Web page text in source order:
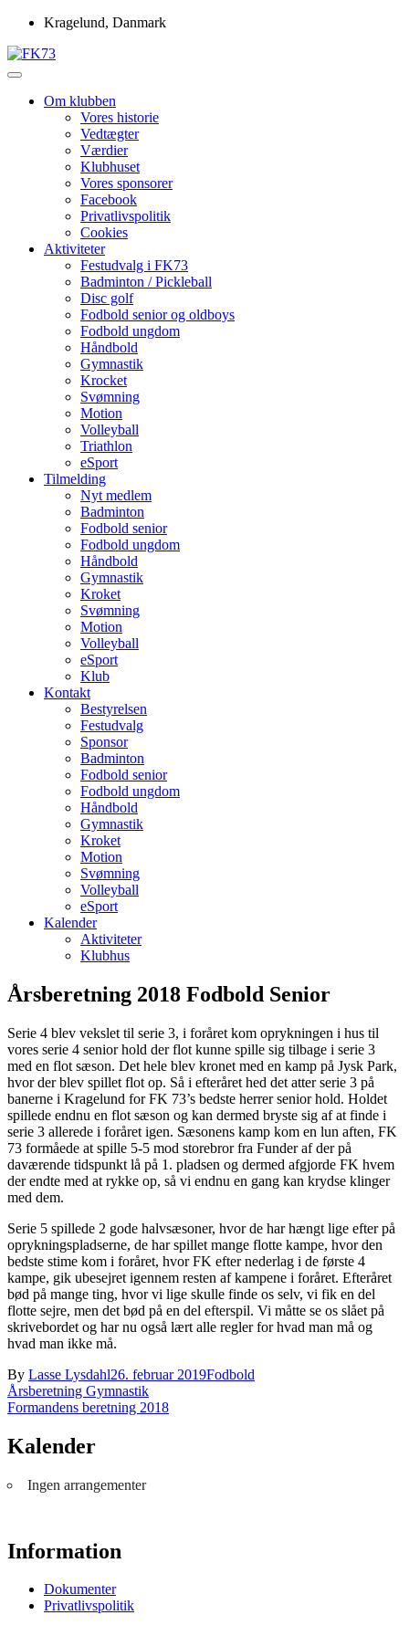
Skip
content
Kragelund, Danmark
FK73
Om klubben
Vores historie
Vedtægter
Værdier
Klubhuset
Vores sponsorer
Facebook
Privatlivspolitik
Cookies
Aktiviteter
Festudvalg i FK73
Badminton / Pickleball
Disc golf
Fodbold senior og oldboys
Fodbold ungdom
Håndbold
Gymnastik
Krocket
Svømning
Motion
Volleyball
Triathlon
eSport
Tilmelding
Nyt medlem
Badminton
Fodbold senior
Fodbold ungdom
Håndbold
Gymnastik
Kroket
Svømning
Motion
Volleyball
eSport
Klub
Kontakt
Bestyrelsen
Festudvalg
Sponsor
Badminton
Fodbold senior
Fodbold ungdom
Håndbold
Gymnastik
Kroket
Motion
Svømning
Volleyball
eSport
Kalender
Aktiviteter
Klubhus
Årsberetning 2018 Fodbold Senior
Serie 4 blev vekslet til serie 3, i foråret kom oprykningen i hus til
vores serie 4 senior hold der flot kunne spille sig tilbage i serie 3
med en flot sæson. Det hele blev kronet med en kamp på Jysk Park,
hvor der blev spillet flot op. Så i efteråret hed det atter serie 3 på
banerne i Kragelund for FK 73’s bedste herrer senior hold. Holdet
spillede endnu en flot sæson og kan dermed bryste sig af at finde i
serie 3 allerede i foråret igen. Sæsonens kamp kom en lun aften, FK
73 formåede at spille 5-5 mod storebror fra Funder af der på
daværende tidspunkt lå på 1. pladsen og dermed afgjorde FK hvem
der endte med at rykke op, så vi endnu en gang kan krydse klinger
med dem.
Serie 5 spillede 2 gode halvsæsoner, hvor de har hængt lige efter på
oprykningspladserne, de har spillet mange flotte kampe, hvor den
bedste stime kom i foråret, hvor FK efter nederlag i de første 4
kampe, gik ubesejret igennem resten af kampene i foråret. Efteråret
bød på mange ting, hvor vi lige skulle finde os selv, vi fik en del
flotte sejre, men det bød på en del efterspil. Vi måtte se os slået på
skrivebordet og har nu også lært alle regler for hvad man må og
hvad man ikke må.
By Lasse Lysdahl26. februar 2019Fodbold
Indlægsnavigation
Årsberetning Gymnastik
Formandens beretning 2018
Kalender
Ingen arrangementer
Information
Dokumenter
Privatlivspolitik